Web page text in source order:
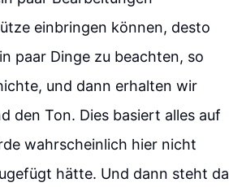
einbringen können, desto
paar Dinge zu beachten, so
und dann erhalten wir
den Ton. Dies basiert alles auf
wahrscheinlich hier nicht
hätte. Und dann steht da